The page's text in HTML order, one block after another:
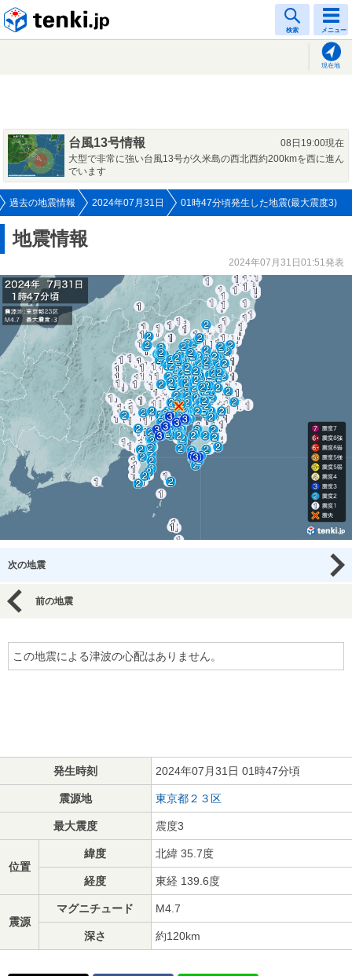
検索 メニュー
現在地
台風13号情報
08日19:00現在
大型で非常に強い台風13号が久米島の西北西約200kmを西に進ん
でいます
過去の地震情報 2024年07月31日 01時47分頃発生した地震(最大震度3)
地震情報
2024年07月31日01:51発表
次の地震
前の地震
この地震による津波の心配はありません。
発生時刻 2024年07月31日 01時47分頃
震源地 東京都２３区
最大震度 震度3
位置
緯度 北緯 35.7度
経度 東経 139.6度
震源
マグニチュード M4.7
深さ 約120km